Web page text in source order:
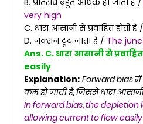
very high
C. धारा आसानी से प्रवाहित होती है /
D. जंक्शन टूट जाता है / The
Ans. C. धारा आसानी से
easily
Explanation: Forward bias में
कम हो जाती है, जिससे धारा
In forward bias, the
allowing current to flow